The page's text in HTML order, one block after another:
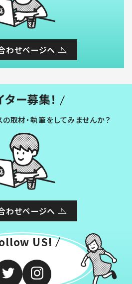
わせページへ
ター募集！
取材・執筆をしてみませんか？
わせページへ
US!